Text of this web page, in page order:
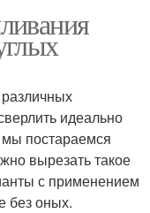
сверло
идеально
мы постараемся
вырезать такое
с применением
без оных.